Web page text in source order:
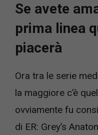
Se avete
prima linea
piacerà
Ora tra le serie
la maggiore c’è
ovviamente fu
di ER: Grey’s